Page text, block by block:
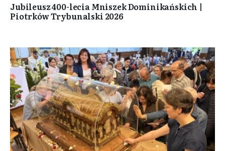
Jubileusz 400-lecia Mniszek Dominikańskich |
Piotrków Trybunalski 2026